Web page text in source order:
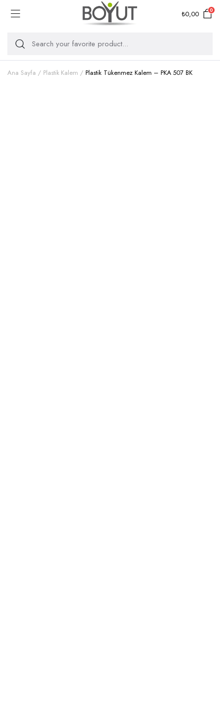
₺0,00 0
Ana Sayfa Plastik Kalem Plastik Tükenmez Kalem – PKA 507 BK